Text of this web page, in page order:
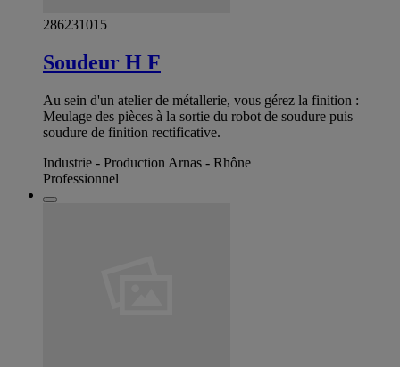
286231015
Soudeur H F
Au sein d'un atelier de métallerie, vous gérez la finition :
Meulage des pièces à la sortie du robot de soudure puis
soudure de finition rectificative.
Industrie - Production Arnas - Rhône
Professionnel